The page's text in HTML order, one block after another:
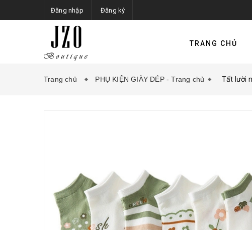
Đăng nhập Đăng ký
TRANG CHỦ
Trang chủ PHỤ KIỆN GIÀY DÉP - Trang chủ Tất lười